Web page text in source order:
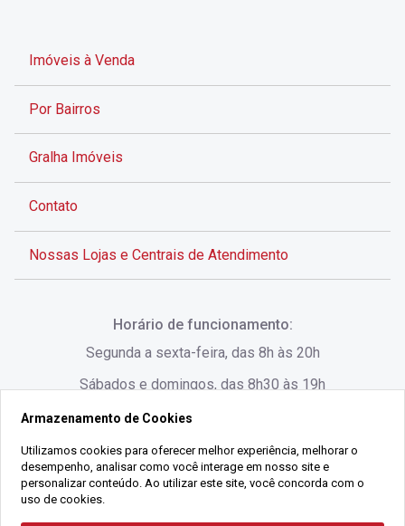
Imóveis à Venda
Por Bairros
Gralha Imóveis
Contato
Nossas Lojas e Centrais de Atendimento
SC
(48) 3220-1045
Horário de funcionamento:
Segunda a sexta-feira, das 8h às 20h
Sábados e domingos, das 8h30 às 19h
Armazenamento de Cookies
Utilizamos cookies para oferecer melhor experiência, melhorar o
desempenho, analisar como você interage em nosso site e
personalizar conteúdo. Ao utilizar este site, você concorda com o
uso de cookies.